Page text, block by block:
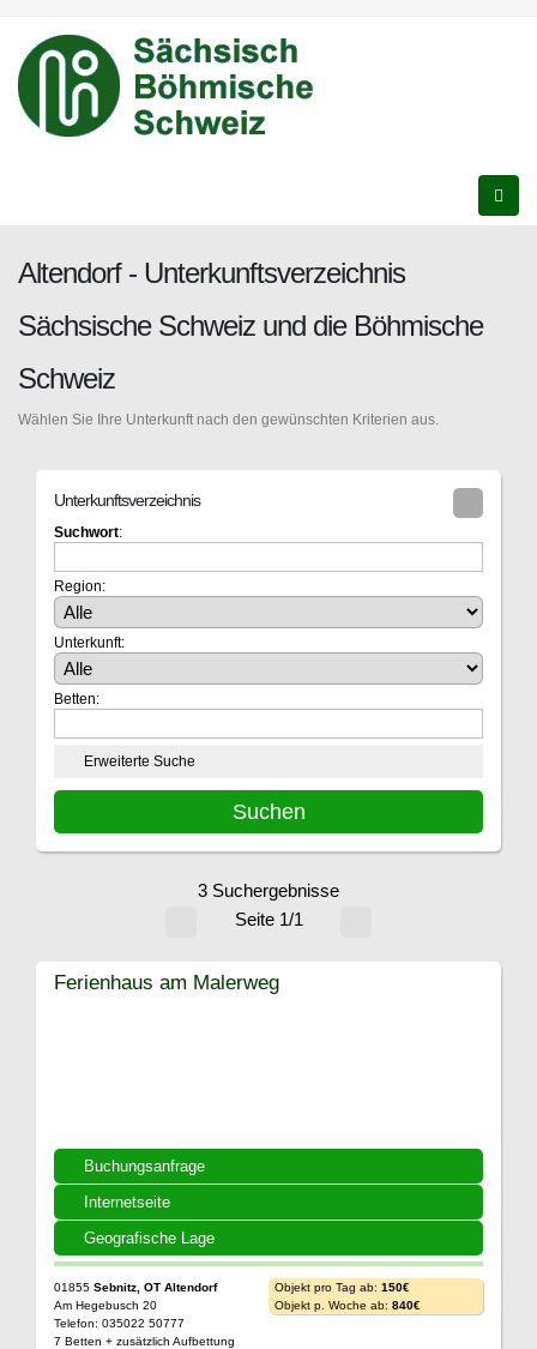
Altendorf - Unterkunftsverzeichnis
Sächsische Schweiz und die Böhmische
Schweiz
Wählen Sie Ihre Unterkunft nach den gewünschten Kriterien aus.
Unterkunftsverzeichnis
Suchwort:
Region:
Unterkunft:
Betten:
Erweiterte Suche
3 Suchergebnisse
Seite 1/1
Buchungsanfrage
Internetseite
Geografische Lage
Ferienhaus am Malerweg
01855 Sebnitz, OT Altendorf
Am Hegebusch 20
Telefon: 035022 50777
7 Betten + zusätzlich Aufbettung
Objekt pro Tag ab: 150€
Objekt p. Woche ab: 840€